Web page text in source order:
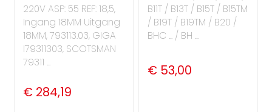
220V ASP: 55 REF: 18,5,
Ingang 18MM Uitgang
18MM, 793113.03, GIGA
I79311303, SCOTSMAN
79311 ...
€ 284,19
B11T / B13T / B15T / B15TM
/ B19T / B19TM / B20 /
BHC ... / BH ...
€ 53,00